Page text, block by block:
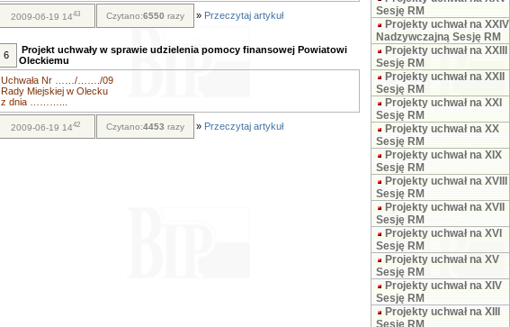
2009-06-19 1443 Czytano:6550 razy » Przeczytaj artykuł
6
Projekt uchwały w sprawie udzielenia pomocy finansowej Powiatowi
Oleckiemu
Uchwała Nr ……/……./09
Rady Miejskiej w Olecku
z dnia ………...
2009-06-19 1442 Czytano:4453 razy » Przeczytaj artykuł
Sesję RM
Projekty uchwał na XXIV
Nadzywczajną Sesję RM
Projekty uchwał na XXIII
Sesję RM
Projekty uchwał na XXII
Sesję RM
Projekty uchwał na XXI
Sesję RM
Projekty uchwał na XX
Sesję RM
Projekty uchwał na XIX
Sesję RM
Projekty uchwał na XVIII
Sesję RM
Projekty uchwał na XVII
Sesję RM
Projekty uchwał na XVI
Sesję RM
Projekty uchwał na XV
Sesję RM
Projekty uchwał na XIV
Sesję RM
Projekty uchwał na XIII
Sesję RM